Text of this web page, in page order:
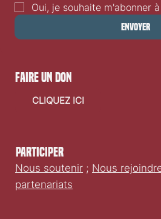
Oui, je souhaite m'abonner
Envoyer
Participer
Nous soutenir ; Nous
partenariats
faire un don
CLIQUEZ ICI